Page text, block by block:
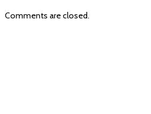
Comments are closed.